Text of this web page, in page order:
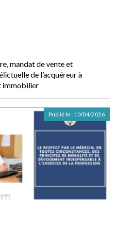
mandat de vente et
de l’acquéreur à
immobilier
Publié le : 10/04/2026